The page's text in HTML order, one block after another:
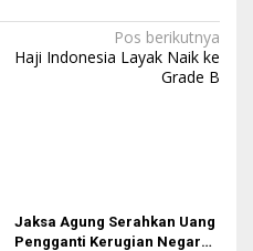
Pos berikutnya
Haji Indonesia Layak Naik ke
Grade B
Jaksa Agung Serahkan Uang
Pengganti Kerugian Negara